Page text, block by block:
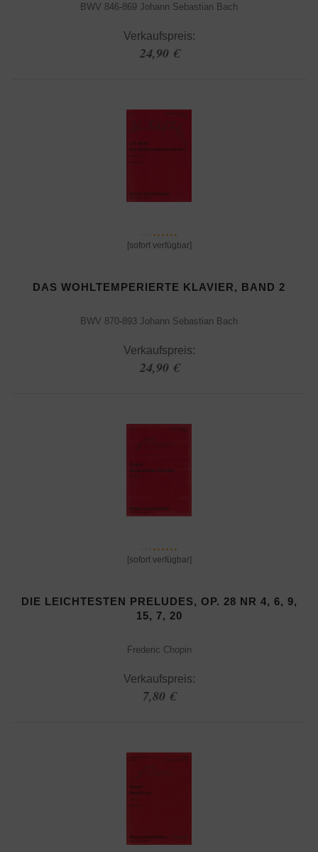
BWV 846-869 Johann Sebastian Bach
Verkaufspreis:
24,90 €
[sofort verfügbar]
DAS WOHLTEMPERIERTE KLAVIER, BAND 2
BWV 870-893 Johann Sebastian Bach
Verkaufspreis:
24,90 €
[sofort verfügbar]
DIE LEICHTESTEN PRELUDES, OP. 28 NR 4, 6, 9,
15, 7, 20
Frederic Chopin
Verkaufspreis:
7,80 €